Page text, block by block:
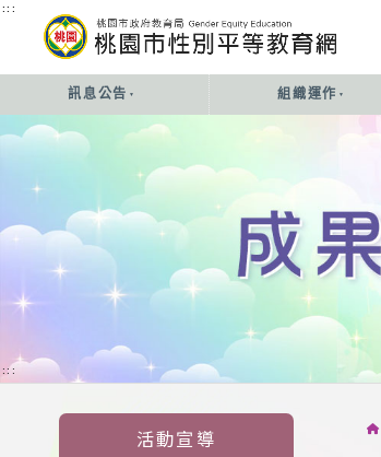
:::
訊息公告 組織運作
:::
活動宣導
:::